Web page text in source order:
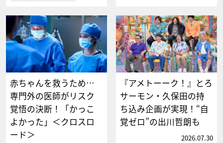
赤ちゃんを救うため…
専門外の医師がリスク
覚悟の決断！「かっこ
よかった」＜クロスロ
ード＞
『アメトーーク！』とろ
サーモン・久保田の持
ち込み企画が実現！“自
覚ゼロ”の出川哲朗も
2026.07.30